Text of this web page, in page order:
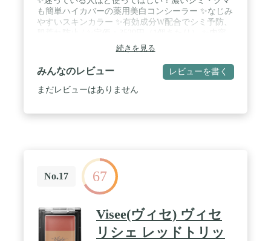
も簡単ハイカバーの薬用美白コンシーラー ✨なじみ
やすいスキンカラー ✨有効成分W配合でシミ予防、
量：3g ✨SPF39／PA++ ✨1カ所1塗り使用で約3カ月
分 ✨重ね塗り/複数カ所使用で約1～2カ月分 ✨メー
カー名：株式会社マードゥレクス ✨生産国：日本
続きを見る
みんなのレビュー レビューを書く
まだレビューはありません
No.17 67
Visee(ヴィセ) ヴィセ
リシェ レッドトリッ